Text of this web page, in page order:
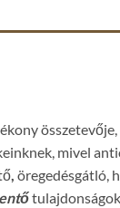
mivel
, öregedésgátló,